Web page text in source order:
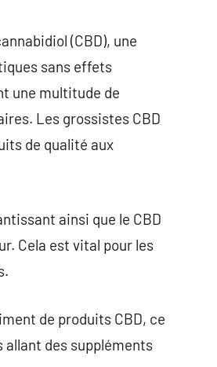
(CBD), une
sans effets
une multitude de
Les grossistes CBD
de qualité aux
ainsi que le CBD
Cela est vital pour les
de produits CBD, ce
allant des suppléments